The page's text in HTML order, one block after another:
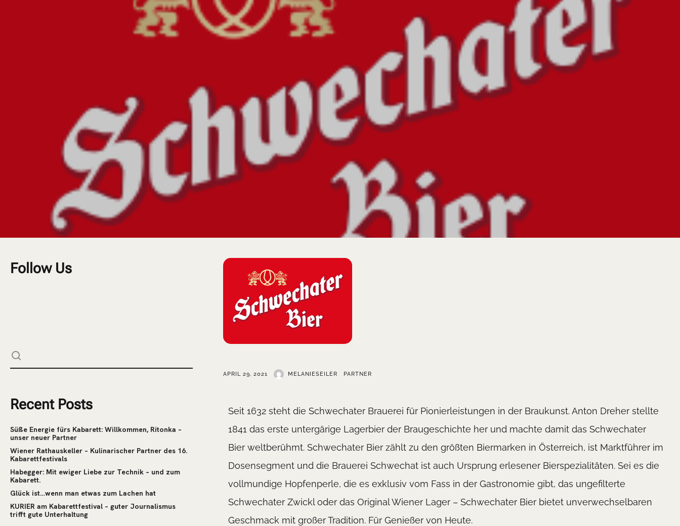
FESTIVAL GALERIE PROGRAMM VIP-PACKAGE KABARETT TALENTE SHOW PARTNER LOCATION & ANREISE ÜBER UNS
APRIL 29, 2021 MELANIESEILER PARTNER
Seit 1632 steht die Schwechater Brauerei für Pionierleistungen in der Braukunst. Anton Dreher stellte
1841 das erste untergärige Lagerbier der Braugeschichte her und machte damit das Schwechater
Bier weltberühmt. Schwechater Bier zählt zu den größten Biermarken in Österreich, ist Marktführer im
Dosensegment und die Brauerei Schwechat ist auch Ursprung erlesener Bierspezialitäten. Sei es die
vollmundige Hopfenperle, die es exklusiv vom Fass in der Gastronomie gibt, das ungefilterte
Schwechater Zwickl oder das Original Wiener Lager – Schwechater Bier bietet unverwechselbaren
Geschmack mit großer Tradition. Für Genießer von Heute.
Follow Us
Recent Posts
Süße Energie fürs Kabarett: Willkommen, Ritonka –
unser neuer Partner
Wiener Rathauskeller – Kulinarischer Partner des 16.
Kabarettfestivals
Habegger: Mit ewiger Liebe zur Technik – und zum
Kabarett.
Glück ist…wenn man etwas zum Lachen hat
KURIER am Kabarettfestival – guter Journalismus
trifft gute Unterhaltung